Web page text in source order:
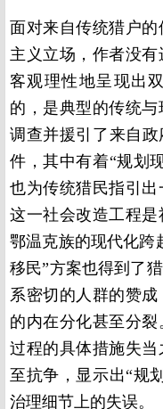
面对来自传统猎户
主义立场，作者没
客观理性地呈现出
的，是典型的传统
调查并援引了来自
件，其中有着“规划
也为传统猎民指引出
这一社会改造工程
鄂温克族的现代化跨
移民”方案也得到了
系密切的人群的赞
的内在分化甚至分
过程的具体措施失
至抗争，显示出“规
治理细节上的失误。